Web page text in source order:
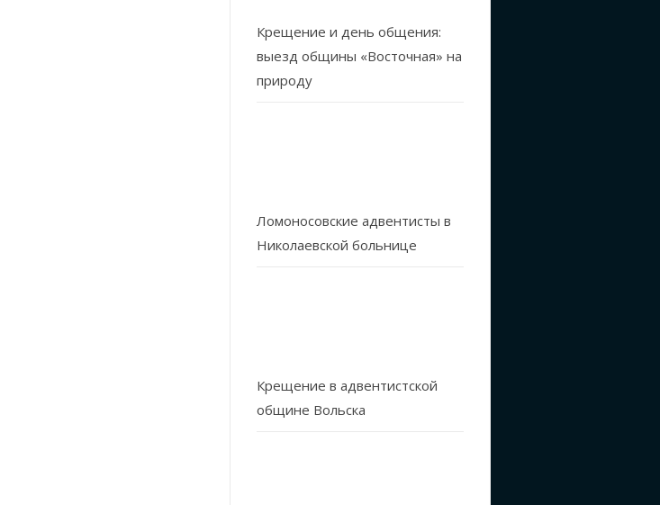
Крещение и день общения:
выезд общины «Восточная» на
природу
Ломоносовские адвентисты в
Николаевской больнице
Крещение в адвентистской
общине Вольска